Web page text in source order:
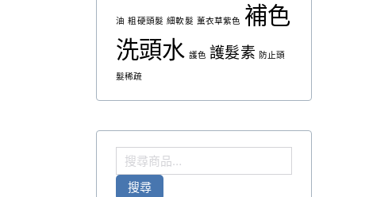
油 粗硬頭髮 細軟髮 薰衣草紫色 補色
洗頭水 護色 護髮素 防止頭
髮稀疏
搜
尋
搜尋